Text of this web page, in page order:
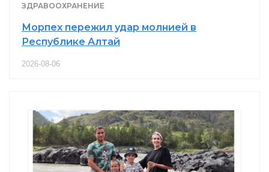
ЗДРАВООХРАНЕНИЕ
Морпех пережил удар молнией в
Республике Алтай
2026-08-06